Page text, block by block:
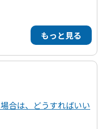
もっと見る
合は、どうすればいい